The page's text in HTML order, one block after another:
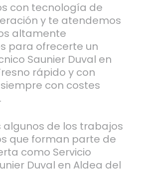
con tecnología de
y te atendemos
altamente
para ofrecerte un
Saunier Duval en
rápido y con
con costes
algunos de los trabajos
que forman parte de
como Servicio
Duval en Aldea del